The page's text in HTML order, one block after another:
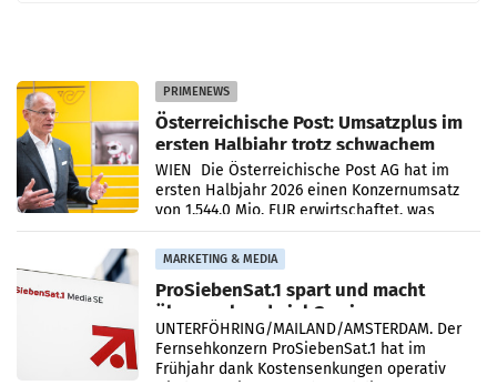
PRIMENEWS
Österreichische Post: Umsatzplus im
ersten Halbjahr trotz schwachem
Briefgeschäft
WIEN Die Österreichische Post AG hat im
ersten Halbjahr 2026 einen Konzernumsatz
von 1.544,0 Mio. EUR erwirtschaftet, was
einem Plus von 3,8 Prozent gegenüber dem
Vergleichszeitraum
MARKETING & MEDIA
ProSiebenSat.1 spart und macht
überraschend viel Gewinn
UNTERFÖHRING/MAILAND/AMSTERDAM. Der
Fernsehkonzern ProSiebenSat.1 hat im
Frühjahr dank Kostensenkungen operativ